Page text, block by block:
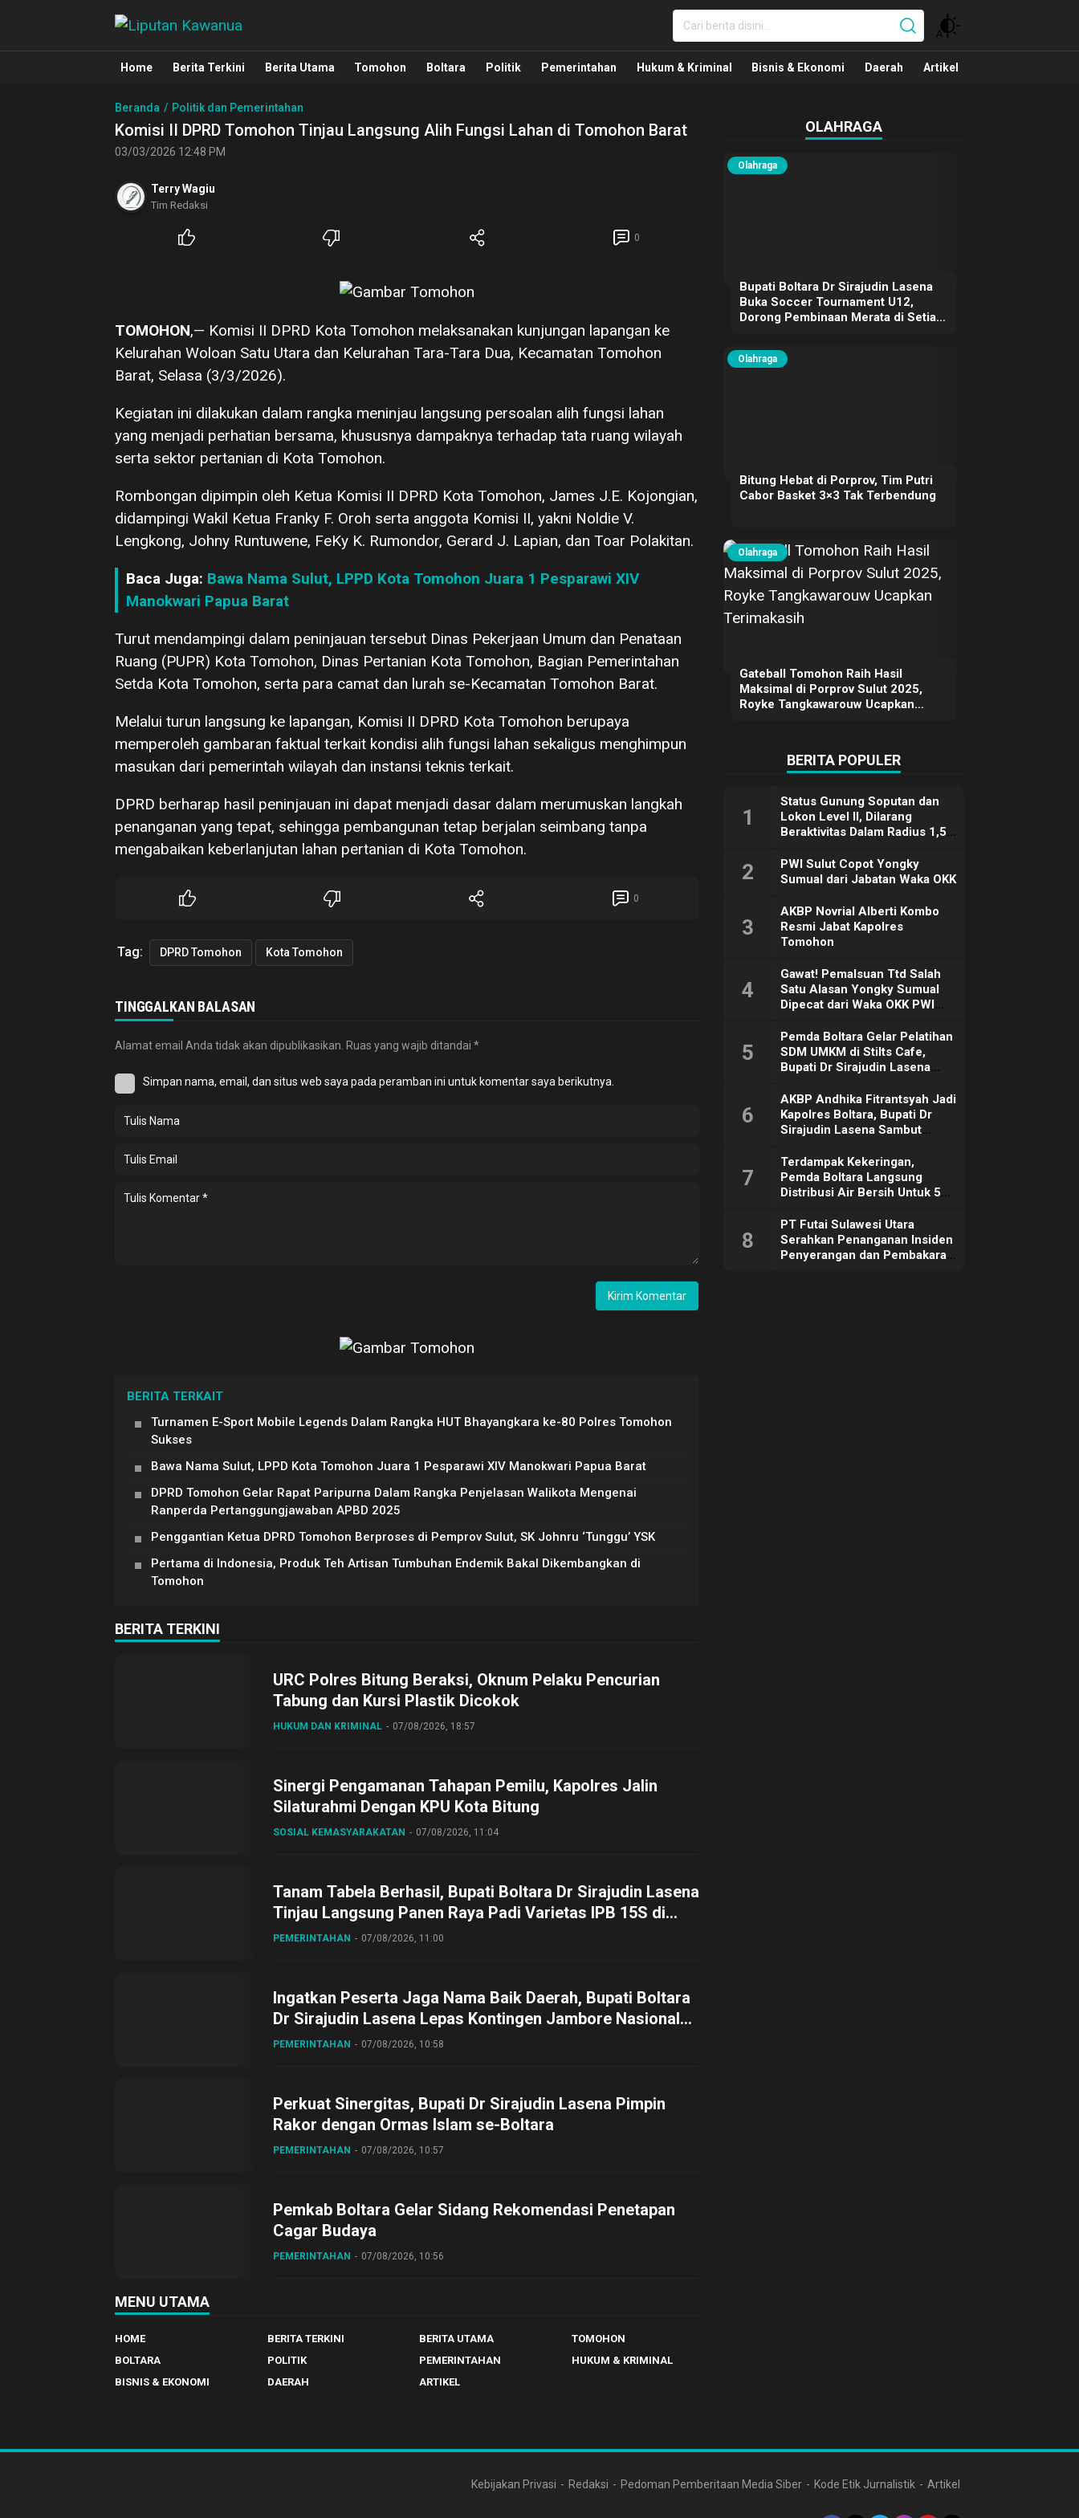
Liputan Kawanua
Berita Manado, Sulawesi Utara, Kawanua, Politik, Pemerintahan, Hukum Kriminal dan Nasional
Home Berita Terkini Berita Utama Tomohon Boltara Politik Pemerintahan Hukum & Kriminal Bisnis & Ekonomi Daerah Artikel
Beranda Politik dan Pemerintahan
Komisi II DPRD Tomohon Tinjau Langsung Alih Fungsi Lahan di Tomohon Barat
03/03/2026 12:48 PM
Terry Wagiu
Tim Redaksi
0
TOMOHON,— Komisi II DPRD Kota Tomohon melaksanakan kunjungan lapangan ke
Kelurahan Woloan Satu Utara dan Kelurahan Tara-Tara Dua, Kecamatan Tomohon
Barat, Selasa (3/3/2026).
Kegiatan ini dilakukan dalam rangka meninjau langsung persoalan alih fungsi lahan
yang menjadi perhatian bersama, khususnya dampaknya terhadap tata ruang wilayah
serta sektor pertanian di Kota Tomohon.
Rombongan dipimpin oleh Ketua Komisi II DPRD Kota Tomohon, James J.E. Kojongian,
didampingi Wakil Ketua Franky F. Oroh serta anggota Komisi II, yakni Noldie V.
Lengkong, Johny Runtuwene, FeKy K. Rumondor, Gerard J. Lapian, dan Toar Polakitan.
Baca Juga: Bawa Nama Sulut, LPPD Kota Tomohon Juara 1 Pesparawi XIV
Manokwari Papua Barat
Turut mendampingi dalam peninjauan tersebut Dinas Pekerjaan Umum dan Penataan
Ruang (PUPR) Kota Tomohon, Dinas Pertanian Kota Tomohon, Bagian Pemerintahan
Setda Kota Tomohon, serta para camat dan lurah se-Kecamatan Tomohon Barat.
Melalui turun langsung ke lapangan, Komisi II DPRD Kota Tomohon berupaya
memperoleh gambaran faktual terkait kondisi alih fungsi lahan sekaligus menghimpun
masukan dari pemerintah wilayah dan instansi teknis terkait.
DPRD berharap hasil peninjauan ini dapat menjadi dasar dalam merumuskan langkah
penanganan yang tepat, sehingga pembangunan tetap berjalan seimbang tanpa
mengabaikan keberlanjutan lahan pertanian di Kota Tomohon.
0
Tag: DPRD Tomohon Kota Tomohon
TINGGALKAN BALASAN
Alamat email Anda tidak akan dipublikasikan. Ruas yang wajib ditandai *
Simpan nama, email, dan situs web saya pada peramban ini untuk komentar saya berikutnya.
BERITA TERKAIT
Turnamen E-Sport Mobile Legends Dalam Rangka HUT Bhayangkara ke-80 Polres Tomohon
Sukses
Bawa Nama Sulut, LPPD Kota Tomohon Juara 1 Pesparawi XIV Manokwari Papua Barat
DPRD Tomohon Gelar Rapat Paripurna Dalam Rangka Penjelasan Walikota Mengenai
Ranperda Pertanggungjawaban APBD 2025
Penggantian Ketua DPRD Tomohon Berproses di Pemprov Sulut, SK Johnru ‘Tunggu’ YSK
Pertama di Indonesia, Produk Teh Artisan Tumbuhan Endemik Bakal Dikembangkan di
Tomohon
BERITA TERKINI
URC Polres Bitung Beraksi, Oknum Pelaku Pencurian
Tabung dan Kursi Plastik Dicokok
HUKUM DAN KRIMINAL 07/08/2026, 18:57
Sinergi Pengamanan Tahapan Pemilu, Kapolres Jalin
Silaturahmi Dengan KPU Kota Bitung
SOSIAL KEMASYARAKATAN 07/08/2026, 11:04
Tanam Tabela Berhasil, Bupati Boltara Dr Sirajudin Lasena
Tinjau Langsung Panen Raya Padi Varietas IPB 15S di
Desa Gihang
PEMERINTAHAN 07/08/2026, 11:00
Ingatkan Peserta Jaga Nama Baik Daerah, Bupati Boltara
Dr Sirajudin Lasena Lepas Kontingen Jambore Nasional
ke XII di Buperta Cibubur
PEMERINTAHAN 07/08/2026, 10:58
Perkuat Sinergitas, Bupati Dr Sirajudin Lasena Pimpin
Rakor dengan Ormas Islam se-Boltara
PEMERINTAHAN 07/08/2026, 10:57
Pemkab Boltara Gelar Sidang Rekomendasi Penetapan
Cagar Budaya
PEMERINTAHAN 07/08/2026, 10:56
MENU UTAMA
HOME BERITA TERKINI BERITA UTAMA
TOMOHON
BOLTARA
POLITIK PEMERINTAHAN
HUKUM & KRIMINAL
BISNIS & EKONOMI
DAERAH ARTIKEL
OLAHRAGA
Olahraga
Bupati Boltara Dr Sirajudin Lasena
Buka Soccer Tournament U12,
Dorong Pembinaan Merata di Setiap
Olahraga
Bitung Hebat di Porprov, Tim Putri
Cabor Basket 3×3 Tak Terbendung
Olahraga
Gateball Tomohon Raih Hasil
Maksimal di Porprov Sulut 2025,
Royke Tangkawarouw Ucapkan
BERITA POPULER
1
Status Gunung Soputan dan
Lokon Level II, Dilarang
Beraktivitas Dalam Radius 1,5
2
PWI Sulut Copot Yongky
Sumual dari Jabatan Waka OKK
3
AKBP Novrial Alberti Kombo
Resmi Jabat Kapolres
Tomohon
4
Gawat! Pemalsuan Ttd Salah
Satu Alasan Yongky Sumual
Dipecat dari Waka OKK PWI
5
Pemda Boltara Gelar Pelatihan
SDM UMKM di Stilts Cafe,
Bupati Dr Sirajudin Lasena
Dorong Ekonomi Daerah
6
AKBP Andhika Fitrantsyah Jadi
Kapolres Boltara, Bupati Dr
Sirajudin Lasena Sambut
7
Terdampak Kekeringan,
Pemda Boltara Langsung
Distribusi Air Bersih Untuk 50
8
PT Futai Sulawesi Utara
Serahkan Penanganan Insiden
Penyerangan dan Pembakaran
Kebijakan Privasi Redaksi Pedoman Pemberitaan Media Siber Kode Etik Jurnalistik Artikel